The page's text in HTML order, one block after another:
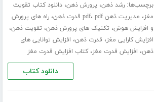
برچسب‌ها:رشد ذهن، پرورش ذهن،دانلود کتاب تقویت
مغز، مدیریت ذهن pdf ، pdf قدرت ذهن ،راه های پرورش
و افزایش هوش، تکنیک های پرورش ذهن، تقویت ذهن،
افزایش کارایی مغز، قدرت ذهن، افزایش توانایی های
ذهن، افزایش قدرت مغز،کتاب افزایش قدرت مغز
دانلود کتاب